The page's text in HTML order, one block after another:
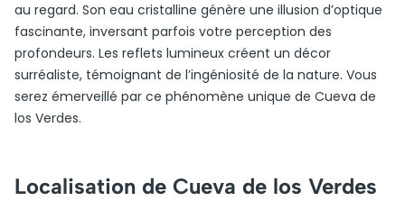
au regard. Son eau cristalline génère une illusion d’optique
fascinante, inversant parfois votre perception des
profondeurs. Les reflets lumineux créent un décor
surréaliste, témoignant de l’ingéniosité de la nature. Vous
serez émerveillé par ce phénomène unique de Cueva de
los Verdes.
Localisation de Cueva de los Verdes